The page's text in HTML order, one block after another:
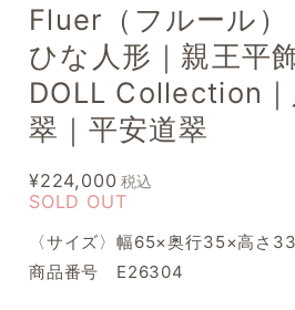
Fluer（フルール）
ひな人形｜親王平
DOLL Collection
翠｜平安道翠
¥224,000 税込
SOLD OUT
〈サイズ〉幅65×奥行35×高さ
商品番号 E26304